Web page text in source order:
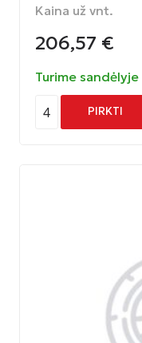
Kaina už vnt.
206,57 €
Turime sandėlyje
4 PIRKTI